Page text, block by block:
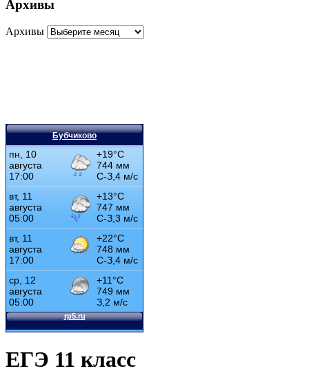
Архивы
Архивы
Бубчиково
ЕГЭ 11 класс